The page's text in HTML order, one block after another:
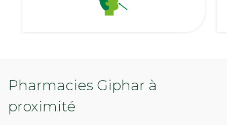
Pharmacies Giphar à
proximité